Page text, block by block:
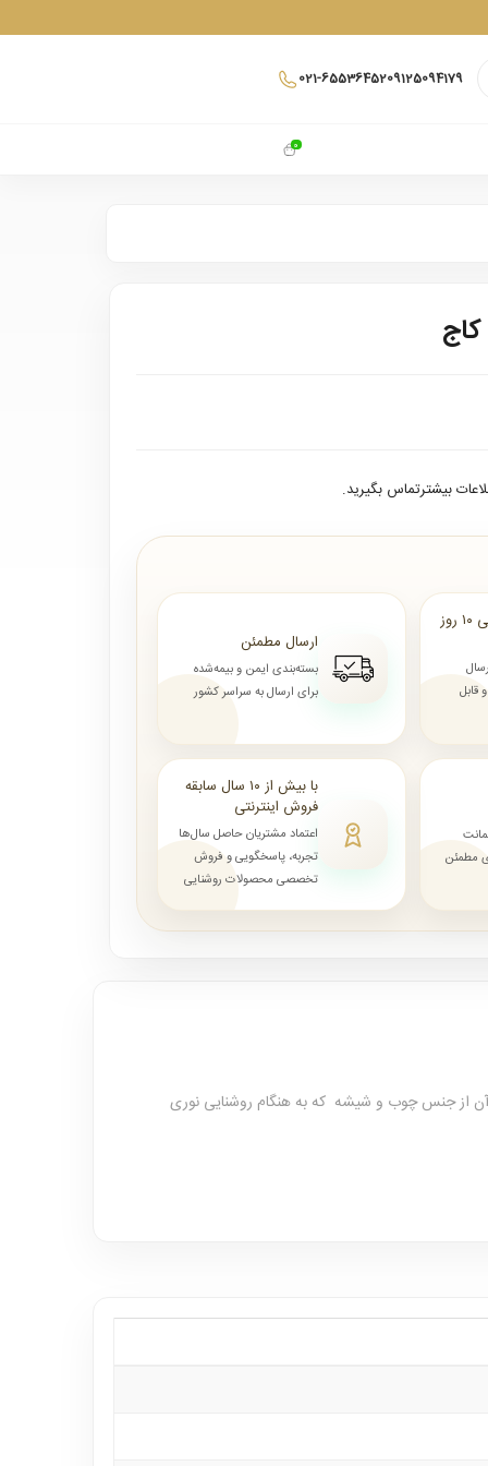
021-6553645209125094179
0
کاج
بیشترتماس بگیرید.
ارسال از ۷ روز الی ۱۰ روز
ارسال مطمئن
بسته‌بندی ایمن و بیمه‌شده
برای ارسال به سراسر کشور
مطمئن
با بیش از ۱۰ سال سابقه
فروش اینترنتی
اعتماد مشتریان حاصل سال‌ها
تجربه، پاسخگویی و فروش
تخصصی محصولات روشنایی
از جنس چوب و شیشه که به هنگام روشنایی نوری